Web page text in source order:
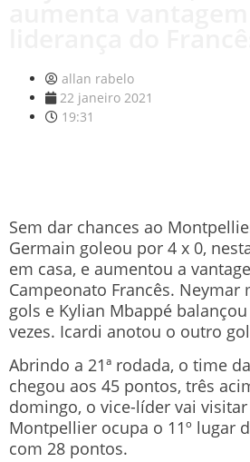
allan rabelo
22 janeiro 2021
19:31
Sem dar chances ao
Germain goleou por 4 x 0,
em casa, e aumentou a
Campeonato Francês. Neymar
gols e Kylian Mbappé
vezes. Icardi anotou o outro
Abrindo a 21ª rodada, o time
chegou aos 45 pontos, três
domingo, o vice-líder vai visitar
Montpellier ocupa o 11º lugar
com 28 pontos.